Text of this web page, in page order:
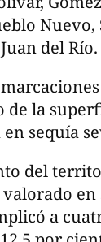
Nuevo,
del Río.
de la
sequía
del
en
a